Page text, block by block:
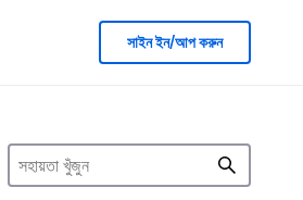
সাইন ইন/আপ করুন